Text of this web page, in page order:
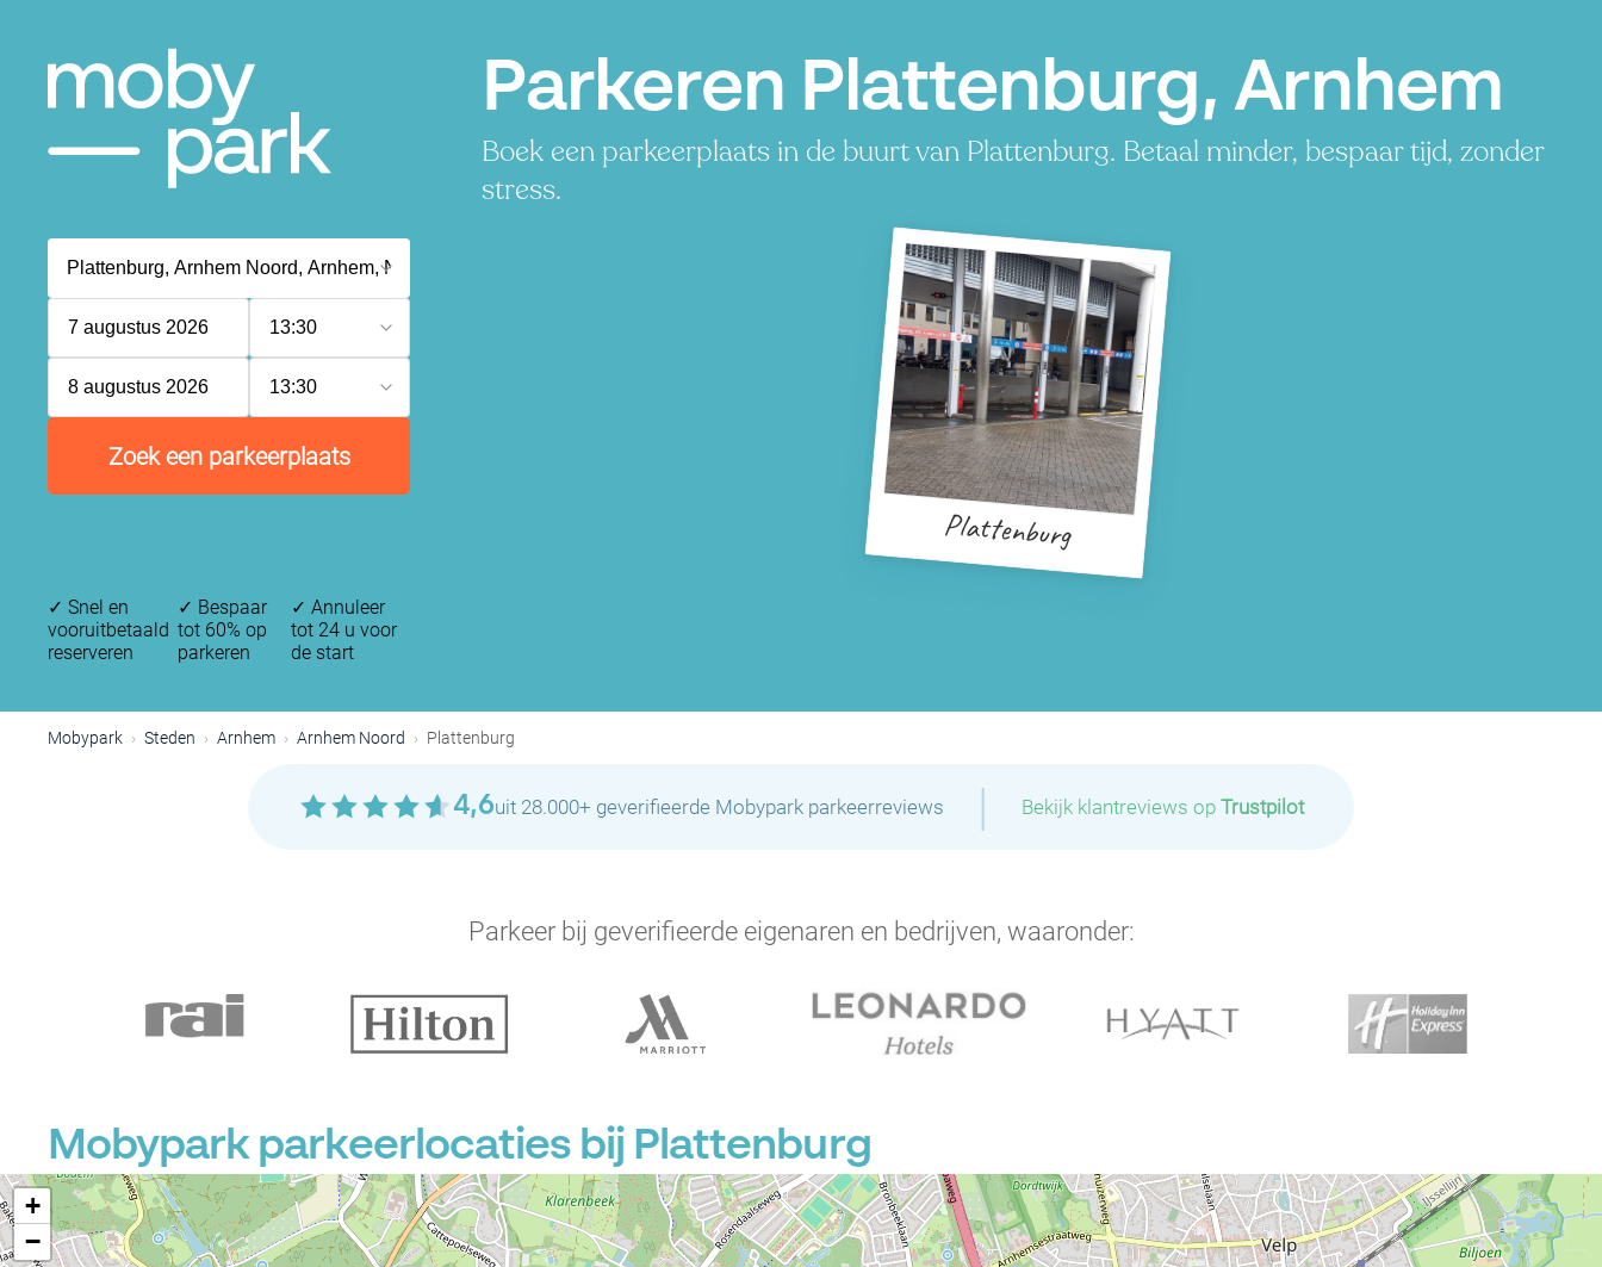
Parkeren Plattenburg, Arnhem
Boek een parkeerplaats in de buurt van Plattenburg. Betaal minder, bespaar tijd, zonder
stress.
7 augustus 2026 13:30
8 augustus 2026 13:30
Zoek een parkeerplaats
Plattenburg
✓ Snel en
vooruitbetaald
reserveren
✓ Bespaar
tot 60% op
parkeren
✓ Annuleer
tot 24 u voor
de start
Mobypark Steden Arnhem Arnhem Noord Plattenburg
4,6uit 28.000+ geverifieerde Mobypark parkeerreviews | Bekijk klantreviews op Trustpilot
Parkeer bij geverifieerde eigenaren en bedrijven, waaronder:
Mobypark parkeerlocaties bij Plattenburg
+
−